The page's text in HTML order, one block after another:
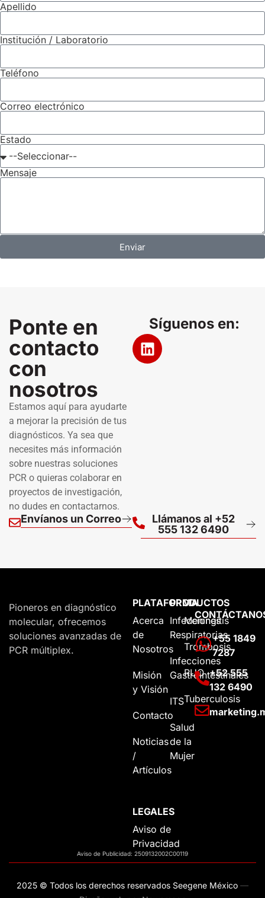
Apellido
Institución / Laboratorio
Teléfono
Correo electrónico
Estado
Mensaje
Enviar
Ponte en
contacto
con
nosotros
Estamos aquí para ayudarte
a mejorar la precisión de tus
diagnósticos. Ya sea que
necesites más información
sobre nuestras soluciones
PCR o quieras colaborar en
proyectos de investigación,
no dudes en contactarnos.
Síguenos en:
Envíanos un Correo
Llámanos al +52
555 132 6490
Pioneros en diagnóstico
molecular, ofrecemos
soluciones avanzadas de
PCR múltiplex.
PLATAFORMA
Acerca
de
Nosotros
Misión
y Visión
Contacto
Noticias
/
Artículos
LEGALES
Aviso de
Privacidad
PRODUCTOS
Infecciones
Respiratorias
Infecciones
Gastrointestinales
ITS
Salud
de la
Mujer
Meningitis
Trombosis
RUO
Tuberculosis
+55 1849
7287
+52 555
132 6490
Aviso de Publicidad: 2509132002C00119
2025 © Todos los derechos reservados Seegene México —